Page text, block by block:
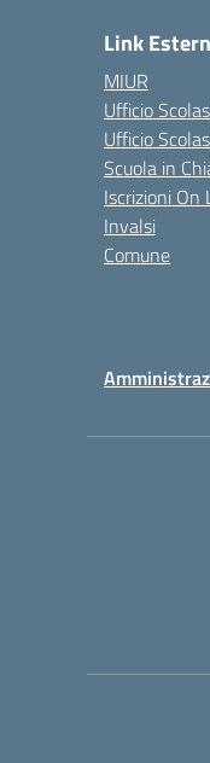
Link
MIUR
Ufficio
Ufficio
Scuola in
Iscrizioni On
Invalsi
Comune